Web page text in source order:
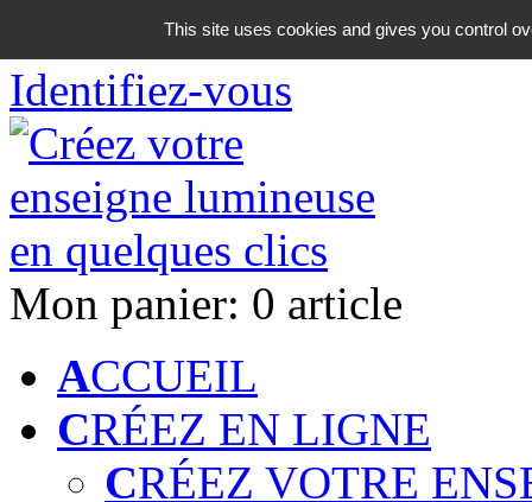
06 18 42 08 59
Identifiez-vous
Mon panier: 0 article
ACCUEIL
CRÉEZ EN LIGNE
CRÉEZ VOTRE
This site uses cookies and gives you control